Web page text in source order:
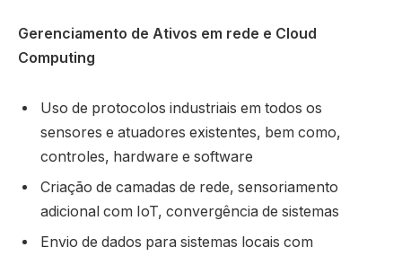
Gerenciamento de Ativos em rede e Cloud
Computing
Uso de protocolos industriais em todos os
sensores e atuadores existentes, bem como,
controles, hardware e software
Criação de camadas de rede, sensoriamento
adicional com IoT, convergência de sistemas
Envio de dados para sistemas locais com